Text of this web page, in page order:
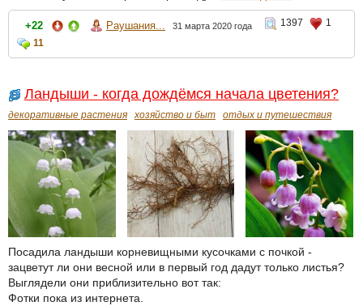
+22 Раушания... 31 марта 2020 года 1397
1
11
Ландыши - когда дождёмся начала цветения?
декоративные растения хозяйство и быт отдых и путешествия
Посадила ландыши корневищными кусочками с почкой -
зацветут ли они весной или в первый год дадут только листья?
Выглядели они приблизительно вот так:
Фотки пока из интернета.